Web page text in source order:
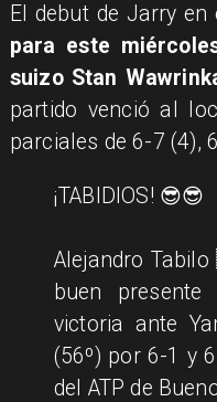
El debut de Jarry
para este
suizo Stan
partido venció al
parciales de 6-7 (4),
¡TABIDIOS! 😎😎
Alejandro
buen presente
victoria ante
(56º) por 6-1 y
del ATP de